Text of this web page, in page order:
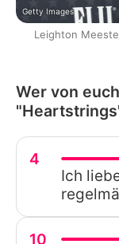
Getty Images
Leighton
Wer von
4
Ich
10